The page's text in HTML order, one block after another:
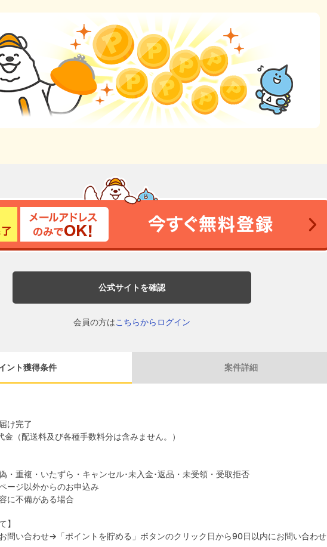
公式サイトを確認
会員の方はこちらからログイン
ント獲得条件 案件詳細
け完了
（配送料及び各種手数料分は含みません。）
・重複・いたずら・キャンセル･未入金･返品・未受領・受取拒否
ージ以外からのお申込み
に不備がある場合
】
問い合わせ→「ポイントを貯める」ボタンのクリック日から90日以内にお問い合わせ